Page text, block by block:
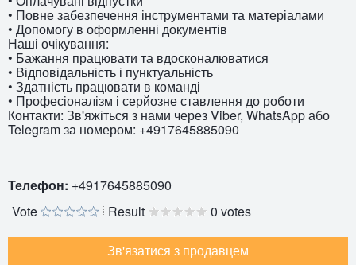
• Повне забезпечення інструментами та матеріалами
• Допомогу в оформленні документів
Наші очікування:
• Бажання працювати та вдосконалюватися
• Відповідальність і пунктуальність
• Здатність працювати в команді
• Професіоналізм і серйозне ставлення до роботи
Контакти: Зв'яжіться з нами через Viber, WhatsApp або
Telegram за номером: +4917645885090
Телефон: +4917645885090
Vote
Result 0 votes
Зв'язатися з продавцем